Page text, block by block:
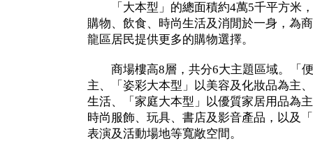
「大本型」的總面積約4萬5千平方米，
購物、飲食、時尚生活及消閒於一身，為
龍區居民提供更多的購物選擇。
商場樓高8層，共分6大主題區域。「便
主、「姿彩大本型」以美容及化妝品為主
生活、「家庭大本型」以優質家居用品為
時尚服飾、玩具、書店及影音產品，以及
表演及活動場地等寬敞空間。